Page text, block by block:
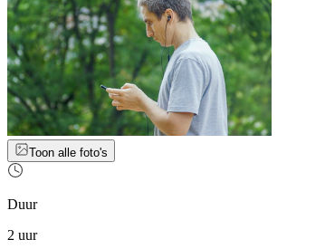
Toon alle foto's
Duur
2 uur